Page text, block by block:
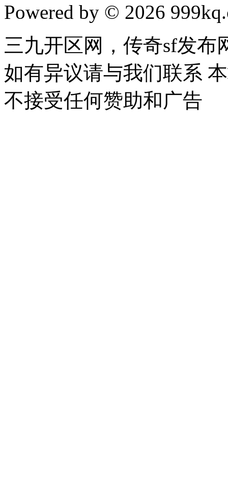
Powered by © 2026
三九开区网，传奇sf发布
如有异议请与我们联系
不接受任何赞助和广告